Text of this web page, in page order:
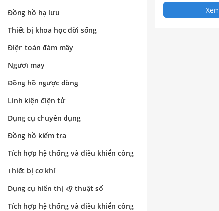
Đồng hồ hạ lưu
Thiết bị khoa học đời sống
Điện toán đám mây
Người máy
Đồng hồ ngược dòng
Linh kiện điện tử
Dụng cụ chuyên dụng
Đồng hồ kiểm tra
Tích hợp hệ thống và điều khiển công
nghiệp
Thiết bị cơ khí
Dụng cụ hiển thị kỹ thuật số
Tích hợp hệ thống và điều khiển công